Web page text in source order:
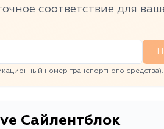
соответствие для
номер транспортного средства).
Сайлентблок